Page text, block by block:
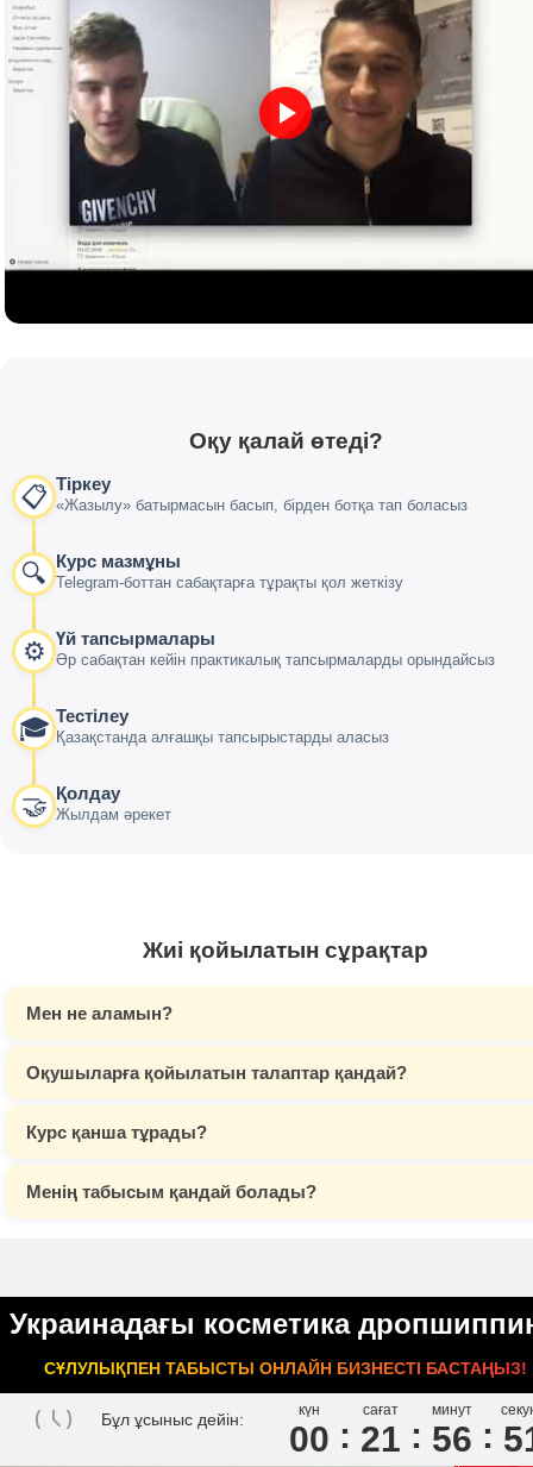
Оқу қалай өтеді?
📋 Тіркеу
«Жазылу» батырмасын басып, бірден ботқа тап боласыз
🔍 Курс мазмұны
Telegram-боттан сабақтарға тұрақты қол жеткізу
⚙️ Үй тапсырмалары
Әр сабақтан кейін практикалық тапсырмаларды орындайсыз
🎓 Тестілеу
Қазақстанда алғашқы тапсырыстарды аласыз
🤝 Қолдау
Жылдам әрекет
Жиі қойылатын сұрақтар
Мен не аламын?
Оқушыларға қойылатын талаптар қандай?
Курс қанша тұрады?
Менің табысым қандай болады?
Украинадағы косметика
СҰЛУЛЫҚПЕН ТАБЫСТЫ ОНЛАЙН БИЗНЕСТІ БАСТАҢЫЗ!
Бұл ұсыныс дейін: күн
00
сағат
21
минут
56 5